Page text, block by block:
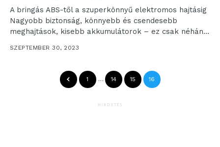
A bringás ABS-től a szuperkönnyű elektromos hajtásig
Nagyobb biztonság, könnyebb és csendesebb
meghajtások, kisebb akkumulátorok – ez csak néhány
SZEPTEMBER 30, 2023
1 … 14 15 16
HIRDETÉS